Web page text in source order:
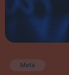
Meta